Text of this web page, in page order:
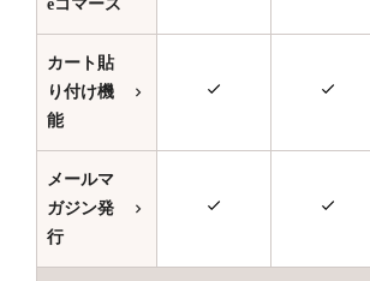
eコマース
カート貼
り付け機
能
メールマ
ガジン発
行